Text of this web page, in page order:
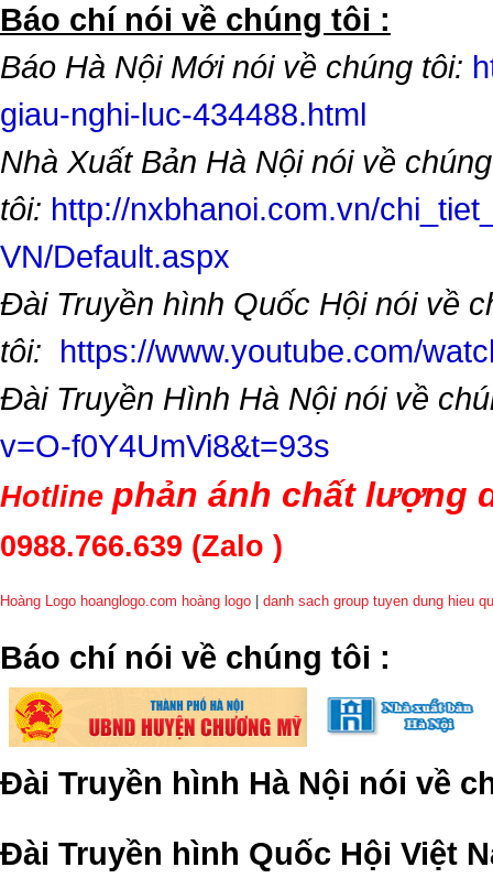
​Báo chí nói về chúng tôi :
Báo Hà Nội Mới nói về chúng tôi:
giau-nghi-luc-434488.html
Nhà Xuất Bản Hà Nội nói về chúng
tôi: http://nxbhanoi.com.vn/
VN/Default.aspx
Đài Truyền hình Quốc Hội nói về
tôi: https://www.youtube.com/
Đài Truyền Hình Hà Nội nói về
v=O-f0Y4UmVi8&t=93s
Hotline phản ánh chất lượng
0988.766.639 (Zalo )
Hoàng Logo hoanglogo.com hoàng logo danh sach group tuyen dung hieu
​Báo chí nói về chúng tôi :
Đài Truyền hình Hà Nội nói về
Đài Truyền hình Quốc Hội Việt